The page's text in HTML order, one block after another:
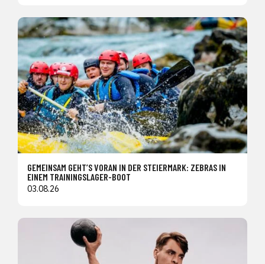
GEMEINSAM GEHT’S VORAN IN DER STEIERMARK: ZEBRAS IN
EINEM TRAININGSLAGER-BOOT
03.08.26